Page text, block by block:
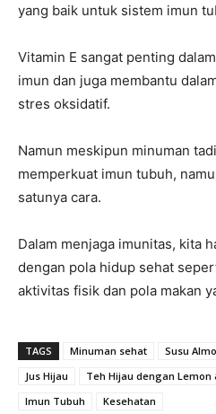
yang baik untuk sistem imun
Vitamin E sangat penting
imun dan juga membantu
stres oksidatif.
Namun meskipun minuman
memperkuat imun tubuh,
satunya cara.
Dalam menjaga imunitas, kita
dengan pola hidup sehat
aktivitas fisik dan pola makan
TAGS Minuman sehat Susu
Jus Hijau
Teh Hijau dengan Lemon
Imun Tubuh
Kesehatan